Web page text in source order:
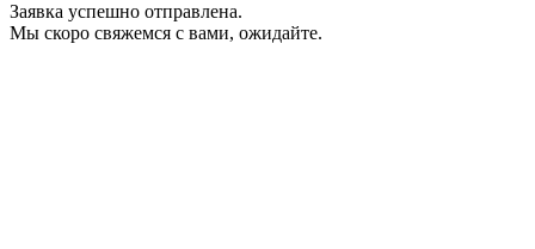
Заявка успешно отправлена.
Мы скоро свяжемся с вами, ожидайте.